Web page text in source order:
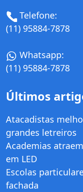
Telefone:
(11) 95884-7878
Whatsapp:
(11) 95884-7878
Últimos
Atacadistas
grandes letreiros
Academias
em LED
Escolas
fachada